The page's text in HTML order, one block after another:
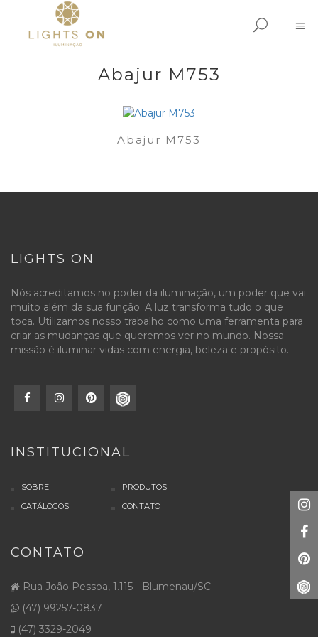
Abajur M753
Abajur M753
LIGHTS ON
Nós acreditamos no poder da iluminação, um poder que vai
muito além da sua função. A luz transforma tudo o que
toca. Utilizamos nosso trabalho como uma ferramenta para
criar as mudanças que queremos ver no mundo. Nossa
missão é iluminar vidas com energia, beleza e propósito.
INSTITUCIONAL
SOBRE
PRODUTOS
CATÁLOGOS
CONTATO
CONTATO
Rua João Pessoa, 1.115 - Blumenau/SC
(47) 99257-0837
(47) 3329-2049